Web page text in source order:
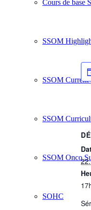
Cours de base
SSOM
SSOM Current
SSOM
SSOM Onco
SOHC